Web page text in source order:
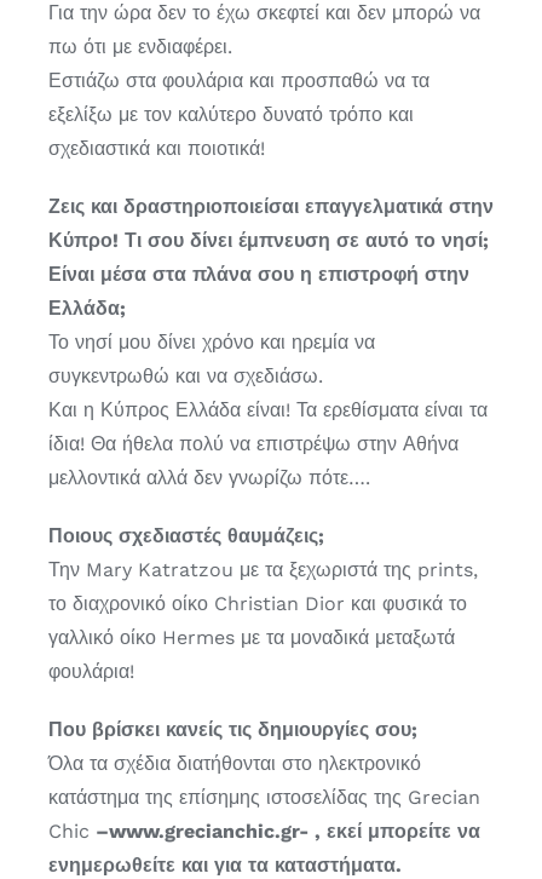
Για την ώρα δεν το έχω σκεφτεί και δεν μπορώ να
πω ότι με ενδιαφέρει.
Εστιάζω στα φουλάρια και προσπαθώ να τα
εξελίξω με τον καλύτερο δυνατό τρόπο και
σχεδιαστικά και ποιοτικά!
Ζεις και δραστηριοποιείσαι επαγγελματικά στην
Κύπρο! Τι σου δίνει έμπνευση σε αυτό το νησί;
Είναι μέσα στα πλάνα σου η επιστροφή στην
Ελλάδα;
Το νησί μου δίνει χρόνο και ηρεμία να
συγκεντρωθώ και να σχεδιάσω.
Και η Κύπρος Ελλάδα είναι! Τα ερεθίσματα είναι τα
ίδια! Θα ήθελα πολύ να επιστρέψω στην Αθήνα
μελλοντικά αλλά δεν γνωρίζω πότε….
Ποιους σχεδιαστές θαυμάζεις;
Την Mary Katratzou με τα ξεχωριστά της prints,
το διαχρονικό οίκο Christian Dior και φυσικά το
γαλλικό οίκο Hermes με τα μοναδικά μεταξωτά
φουλάρια!
Που βρίσκει κανείς τις δημιουργίες σου;
Όλα τα σχέδια διατήθονται στο ηλεκτρονικό
κατάστημα της επίσημης ιστοσελίδας της Grecian
Chic –www.grecianchic.gr- , εκεί μπορείτε να
ενημερωθείτε και για τα καταστήματα.